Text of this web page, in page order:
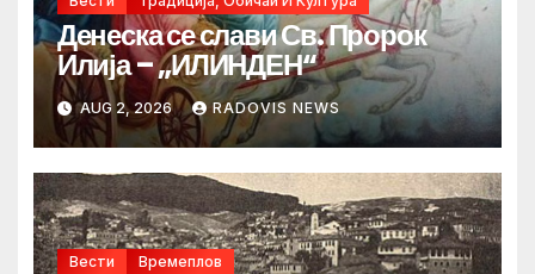
Денеска се слави Св. Пророк
Илија – „ИЛИНДЕН“
AUG 2, 2026 RADOVIS NEWS
Вести Времеплов